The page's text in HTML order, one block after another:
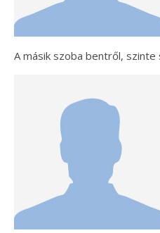
A másik szoba bentről,